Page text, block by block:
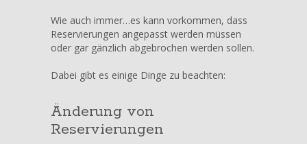
Wie auch immer…es kann vorkommen, dass
Reservierungen angepasst werden müssen
oder gar gänzlich abgebrochen werden sollen.
Dabei gibt es einige Dinge zu beachten:
Änderung von
Reservierungen